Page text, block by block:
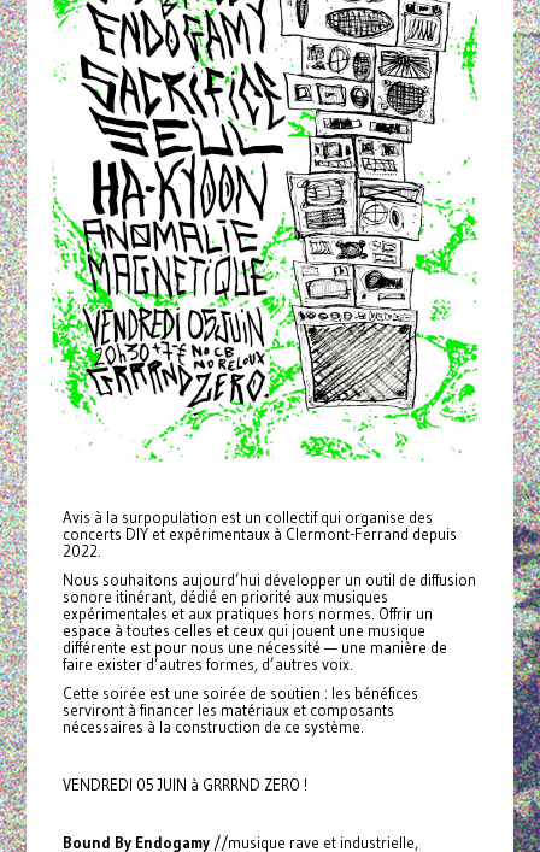
Avis à la surpopulation est un collectif qui organise des
concerts DIY et expérimentaux à Clermont-Ferrand depuis
2022.
Nous souhaitons aujourd’hui développer un outil de diffusion
sonore itinérant, dédié en priorité aux musiques
expérimentales et aux pratiques hors normes. Offrir un
espace à toutes celles et ceux qui jouent une musique
différente est pour nous une nécessité — une manière de
faire exister d’autres formes, d’autres voix.
Cette soirée est une soirée de soutien : les bénéfices
serviront à financer les matériaux et composants
nécessaires à la construction de ce système.
VENDREDI 05 JUIN à GRRRND ZERO !
Bound By Endogamy//musique rave et industrielle,